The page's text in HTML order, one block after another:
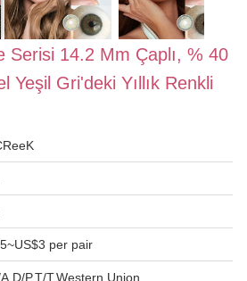
Serisi 14.2 Mm Çaplı, % 40
Yeşil Gri'deki Yıllık Renkli
per pair
P,T/T,Western Union